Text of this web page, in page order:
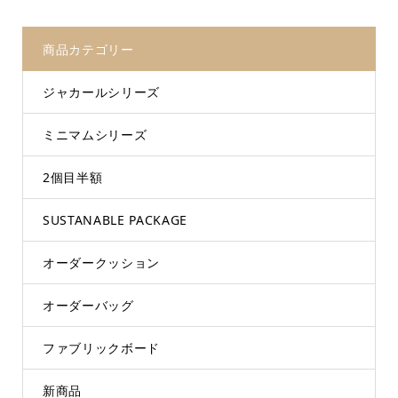
商品カテゴリー
ジャカールシリーズ
ミニマムシリーズ
2個目半額
SUSTANABLE PACKAGE
オーダークッション
オーダーバッグ
ファブリックボード
新商品